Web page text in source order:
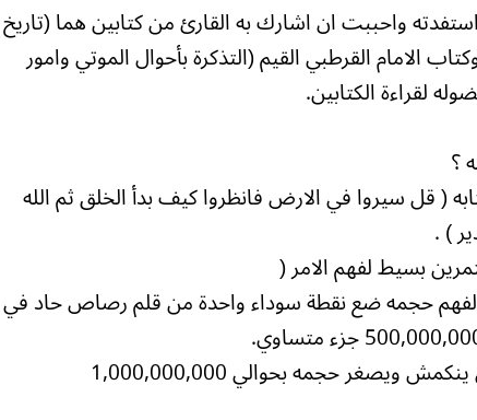
واحببت ان اشارك به القارئ من كتابين هما (تاريخ
القرطبي القيم (التذكرة بأحوال الموتي وامور
لقراءة الكتابين.
( قل سيروا في الارض فانظروا كيف بدأ الخلق ثم الله
) .
بسيط لفهم الامر (
ولفهم حجمه ضع نقطة سوداء واحدة من قلم رصاص حاد في
حجمه بحوالي 1,000,000,000